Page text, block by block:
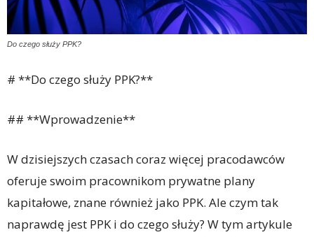
Do czego służy PPK?
# **Do czego służy PPK?**
## **Wprowadzenie**
W dzisiejszych czasach coraz więcej pracodawców
oferuje swoim pracownikom prywatne plany
kapitałowe, znane również jako PPK. Ale czym tak
naprawdę jest PPK i do czego służy? W tym artykule